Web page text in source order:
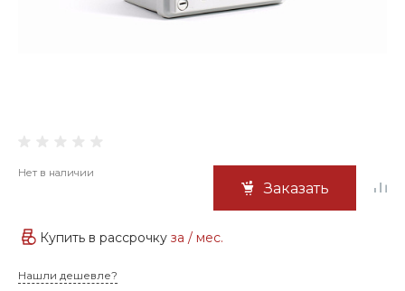
Нет в наличии
Заказать
Купить в рассрочку за / мес.
Нашли дешевле?